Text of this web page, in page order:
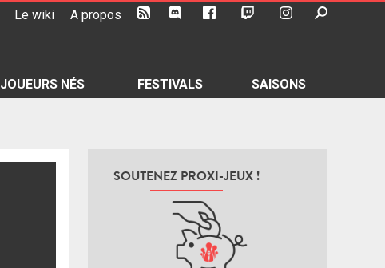
Le wiki A propos
JOUEURS NÉS FESTIVALS SAISONS
SOUTENEZ PROXI-JEUX !